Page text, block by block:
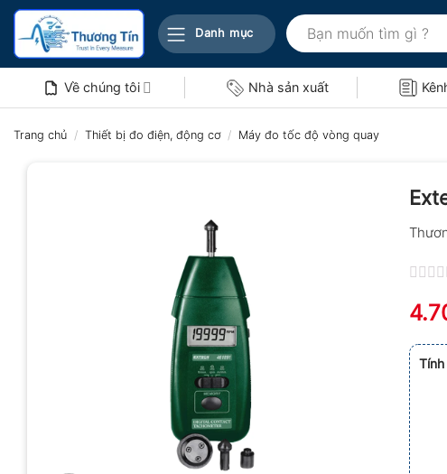
Bỏ
nội
Danh mục
Tìm
kiếm:
Về chúng tôi Nhà sản xuất
Trang chủ / Thiết bị đo điện, động cơ / Máy đo tốc độ vòng quay
xếp
hạng
5
sao